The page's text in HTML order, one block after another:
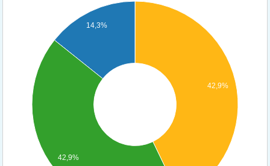
42,9%
14,3%
42,9%